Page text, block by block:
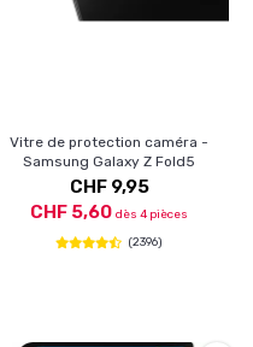
Vitre de protection caméra -
Samsung Galaxy Z Fold5
CHF 9,95
CHF 5,60 dès 4 pièces
(2396)